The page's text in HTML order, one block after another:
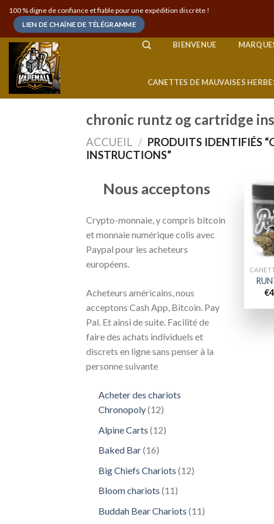
Skip
content
100 % digne de confiance et fiable pour une expédition discrète !
LIEN DE CHAÎNE DE TÉLÉGRAMME
BIENVENUE
CANETTES DE MAUVAISES
chronic runtz og cartridge
ACCUEIL / PRODUITS IDENTIFIÉS
INSTRUCTIONS”
Nous acceptons
Crypto-monnaie, y compris bitcoin
et monnaie numérique colis avec
Paypal pour les acheteurs
européens.
Acheteurs américains, nous
acceptons Cash App, Bitcoin. Pay
Pal. Et ainsi de suite. Facilité de
faire des achats individuels et
discrets en ligne sans penser à la
personne suivante
Acheter des chariots
Chronopoly 1212
Alpine Carts 1212
Baked Bar 1616
Big Chiefs Chariots 1212
Bloom chariots 1111
Buddah Bear Chariots 1111
€